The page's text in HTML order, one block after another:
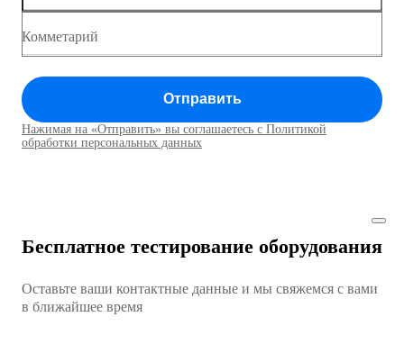
Коммутатор доступа MES1428
Коммутаторы доступа01
Коммутатор доступа MES1428
Коммутатор доступа MES1428
Комметарий
Отправить
Нажимая на «Отправить» вы соглашаетесь с Политикой
обработки персональных данных
Бесплатное тестирование оборудования
Оставьте ваши контактные данные и мы свяжемся с вами
в ближайшее время